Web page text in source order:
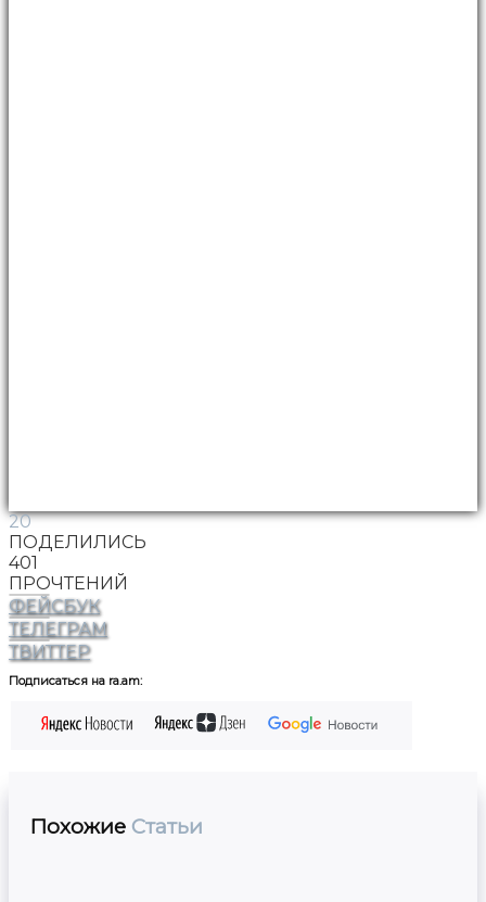
20
ПОДЕЛИЛИСЬ
401
ПРОЧТЕНИЙ
ФЕЙСБУК
ТЕЛЕГРАМ
ТВИТТЕР
Подписаться на ra.am:
Похожие Статьи